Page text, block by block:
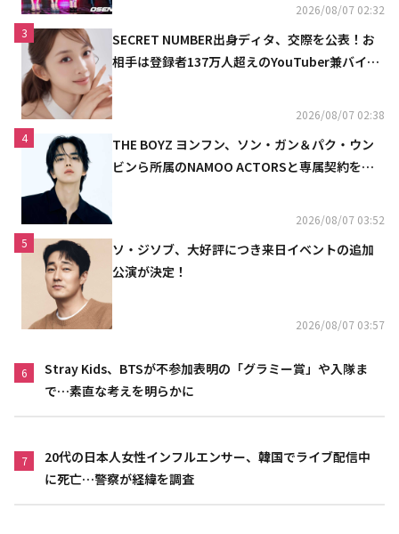
2026/08/07 02:32
3
SECRET NUMBER出身ディタ、交際を公表！お
相手は登録者137万人超えのYouTuber兼バイオ
2026/08/07 02:38
4
THE BOYZ ヨンフン、ソン・ガン＆パク・ウン
ビンら所属のNAMOO ACTORSと専属契約を締
2026/08/07 03:52
5
ソ・ジソブ、大好評につき来日イベントの追加
公演が決定！
2026/08/07 03:57
6
Stray Kids、BTSが不参加表明の「グラミー賞」や入隊ま
で…素直な考えを明らかに
7
20代の日本人女性インフルエンサー、韓国でライブ配信中
に死亡…警察が経緯を調査